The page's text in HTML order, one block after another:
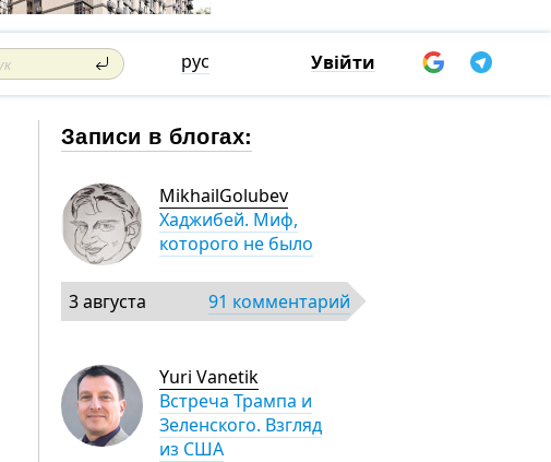
рус Увійти
Записи в блогах:
MikhailGolubev
Хаджибей. Миф,
которого не было
3 августа 91 комментарий
Yuri Vanetik
Встреча Трампа и
Зеленского. Взгляд
из США